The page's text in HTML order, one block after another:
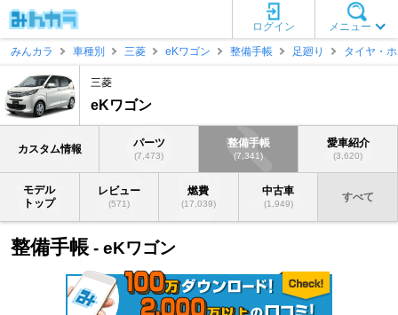
メニュー
ログイン
みんカラ
車種別 三菱 eKワゴン 整備手帳 足廻り タイヤ・
三菱
eKワゴン
カスタム情報 パーツ
(7,473)
整備手帳
(7,341)
愛車紹介
(3,620)
モデル
トップ
レビュー
(571)
燃費
(17,039)
中古車
(1,949)
すべて
整備手帳 - eKワゴン